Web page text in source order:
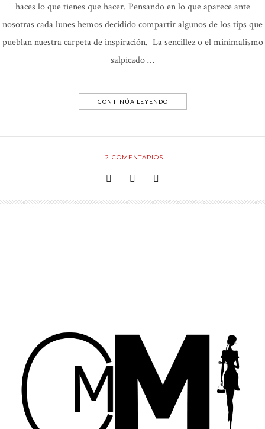
haces lo que tienes que hacer. Pensando en lo que aparece ante
nosotras cada lunes hemos decidido compartir algunos de los tips que
pueblan nuestra carpeta de inspiración. La sencillez o el minimalismo
salpicado …
CONTINÚA LEYENDO
2 COMENTARIOS